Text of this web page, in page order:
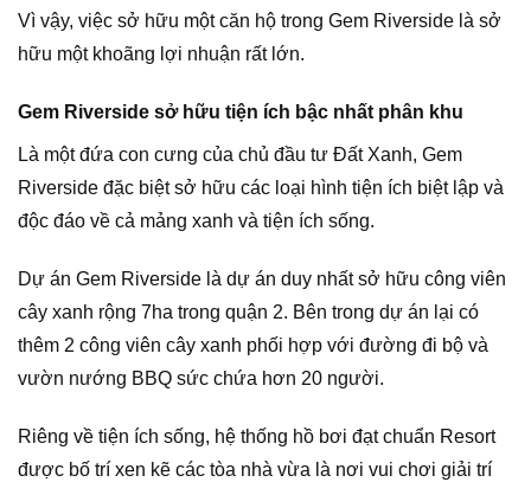
Vì vậy, việc sở hữu một căn hộ trong Gem Riverside là sở
hữu một khoãng lợi nhuận rất lớn.
Gem Riverside sở hữu tiện ích bậc nhất phân khu
Là một đứa con cưng của chủ đầu tư Đất Xanh, Gem
Riverside đặc biệt sở hữu các loại hình tiện ích biệt lập và
độc đáo về cả mảng xanh và tiện ích sống.
Dự án Gem Riverside là dự án duy nhất sở hữu công viên
cây xanh rộng 7ha trong quận 2. Bên trong dự án lại có
thêm 2 công viên cây xanh phối hợp với đường đi bộ và
vườn nướng BBQ sức chứa hơn 20 người.
Riêng về tiện ích sống, hệ thống hồ bơi đạt chuẩn Resort
được bố trí xen kẽ các tòa nhà vừa là nơi vui chơi giải trí